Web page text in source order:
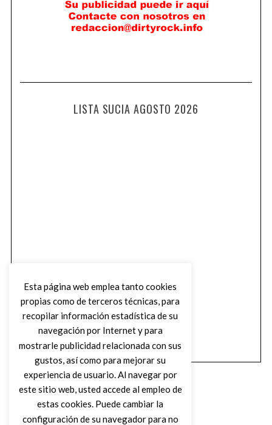
LISTA SUCIA AGOSTO 2026
Esta página web emplea tanto cookies
propias como de terceros técnicas, para
recopilar información estadística de su
navegación por Internet y para
mostrarle publicidad relacionada con sus
gustos, así como para mejorar su
experiencia de usuario. Al navegar por
este sitio web, usted accede al empleo de
estas cookies. Puede cambiar la
configuración de su navegador para no